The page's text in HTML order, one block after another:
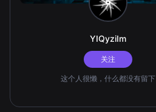
YIQyziIm
关注
这个人很懒，什么都没有留下